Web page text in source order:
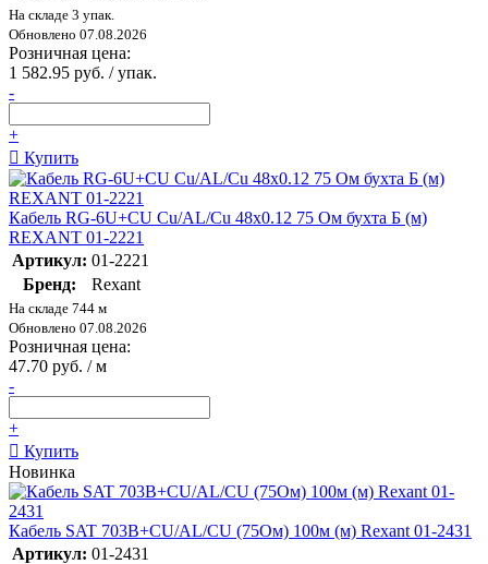
На складе 3 упак.
Обновлено 07.08.2026
Розничная цена:
1 582.95 руб. / упак.
-
+
Купить
Кабель RG-6U+CU Cu/AL/Cu 48х0.12 75 Ом бухта Б (м)
REXANT 01-2221
Артикул: 01-2221
Бренд:
Rexant
На складе 744 м
Обновлено 07.08.2026
Розничная цена:
47.70 руб. / м
-
+
Купить
Новинка
Кабель SAT 703B+CU/AL/CU (75Ом) 100м (м) Rexant 01-2431
Артикул: 01-2431